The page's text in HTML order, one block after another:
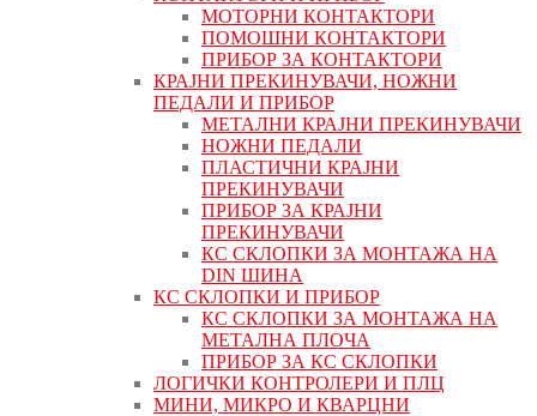
МОТОРНИ КОНТАКТОРИ
ПОМОШНИ КОНТАКТОРИ
ПРИБОР ЗА КОНТАКТОРИ
КРАЈНИ ПРЕКИНУВАЧИ, НОЖНИ
ПЕДАЛИ И ПРИБОР
МЕТАЛНИ КРАЈНИ ПРЕКИНУВАЧИ
НОЖНИ ПЕДАЛИ
ПЛАСТИЧНИ КРАЈНИ
ПРЕКИНУВАЧИ
ПРИБОР ЗА КРАЈНИ
ПРЕКИНУВАЧИ
КС СКЛОПКИ ЗА МОНТАЖА НА
DIN ШИНА
КС СКЛОПКИ И ПРИБОР
КС СКЛОПКИ ЗА МОНТАЖА НА
МЕТАЛНА ПЛОЧА
ПРИБОР ЗА КС СКЛОПКИ
ЛОГИЧКИ КОНТРОЛЕРИ И ПЛЦ
МИНИ, МИКРО И КВАРЦНИ